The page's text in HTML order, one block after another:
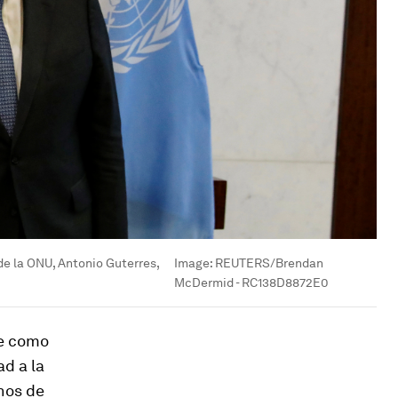
la ONU, Antonio Guterres, Image: REUTERS/Brendan
McDermid - RC138D8872E0
como
a la
de